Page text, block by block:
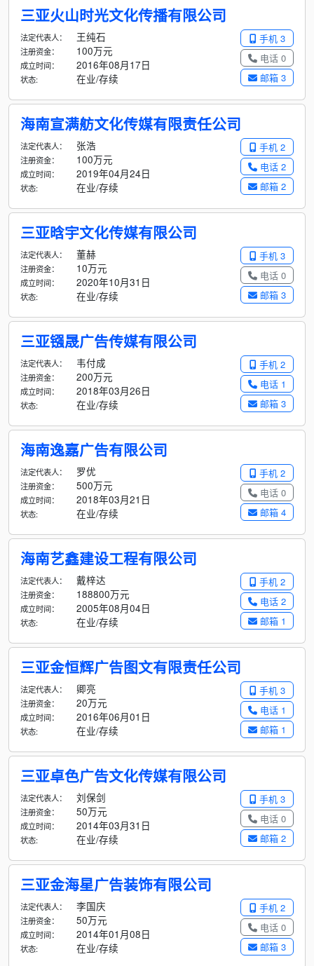
三亚火山时光文化传播有限公司
手机 3
电话 0
邮箱 3
法定代表人： 王纯石
注册资金： 100万元
成立时间： 2016年08月17日
状态: 在业/存续
海南宣满舫文化传媒有限责任公司
手机 2
电话 2
邮箱 2
法定代表人： 张浩
注册资金： 100万元
成立时间： 2019年04月24日
状态: 在业/存续
三亚晗宇文化传媒有限公司
手机 3
电话 0
邮箱 3
法定代表人： 董赫
注册资金： 10万元
成立时间： 2020年10月31日
状态: 在业/存续
三亚镪晟广告传媒有限公司
手机 2
电话 1
邮箱 3
法定代表人： 韦付成
注册资金： 200万元
成立时间： 2018年03月26日
状态: 在业/存续
海南逸嘉广告有限公司
手机 2
电话 0
邮箱 4
法定代表人： 罗优
注册资金： 500万元
成立时间： 2018年03月21日
状态: 在业/存续
海南艺鑫建设工程有限公司
手机 2
电话 2
邮箱 1
法定代表人： 戴梓达
注册资金： 188800万元
成立时间： 2005年08月04日
状态: 在业/存续
三亚金恒辉广告图文有限责任公司
手机 3
电话 1
邮箱 1
法定代表人： 卿亮
注册资金： 20万元
成立时间： 2016年06月01日
状态: 在业/存续
三亚卓色广告文化传媒有限公司
手机 3
电话 0
邮箱 2
法定代表人： 刘保剑
注册资金： 50万元
成立时间： 2014年03月31日
状态: 在业/存续
三亚金海星广告装饰有限公司
手机 2
电话 0
邮箱 3
法定代表人： 李国庆
注册资金： 50万元
成立时间： 2014年01月08日
状态: 在业/存续